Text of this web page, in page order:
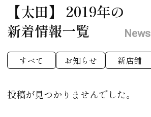
【太田】 2019年の
新着情報一覧
News
すべて お知らせ 新店舗
投稿が見つかりませんでした。